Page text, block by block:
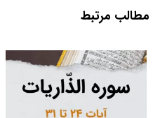
مطالب مرتبط